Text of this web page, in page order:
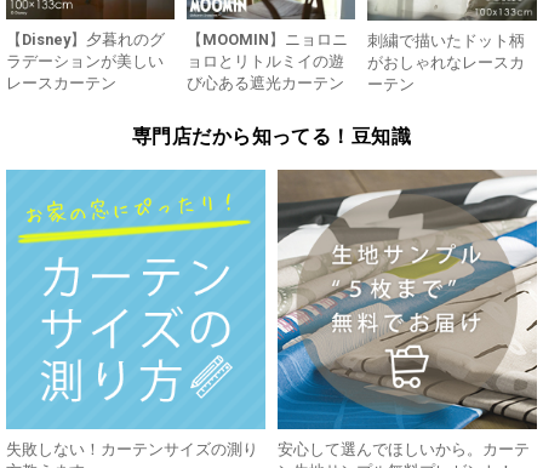
【Disney】夕暮れのグ
ラデーションが美しい
レースカーテン
【MOOMIN】ニョロニ
ョロとリトルミイの遊
び心ある遮光カーテン
刺繍で描いたドット柄
がおしゃれなレースカ
ーテン
専門店だから知ってる！豆知識
失敗しない！カーテンサイズの測り
安心して選んでほしいから。カーテ